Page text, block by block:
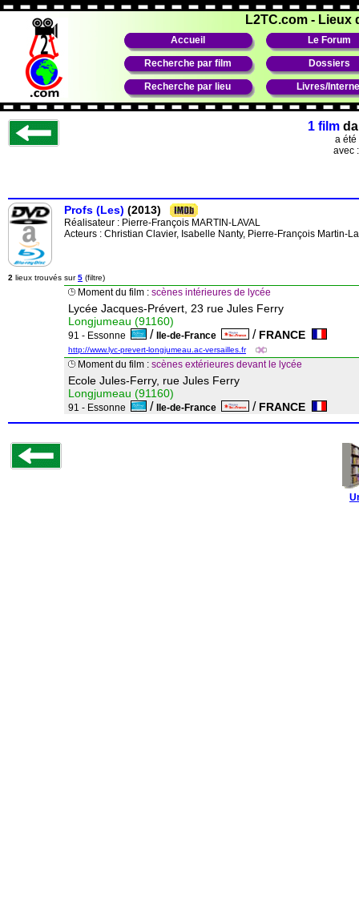
L2TC.com - Lieux
Accueil Le Forum
Recherche par film Dossiers
Recherche par lieu Livres/
1 film
a
avec
Profs (Les) (2013)
Réalisateur : Pierre-François MARTIN-LAVAL
Acteurs : Christian Clavier, Isabelle Nanty, Pierre-François Martin-
2 lieux trouvés sur5 (filtre)
Moment du film : scènes intérieures de lycée
Lycée Jacques-Prévert, 23 rue Jules Ferry
Longjumeau (91160)
91 - Essonne / Ile-de-France / FRANCE
http://www.lyc-prevert-longjumeau.ac-versailles.fr
Moment du film : scènes extérieures devant le lycée
Ecole Jules-Ferry, rue Jules Ferry
Longjumeau (91160)
91 - Essonne / Ile-de-France / FRANCE